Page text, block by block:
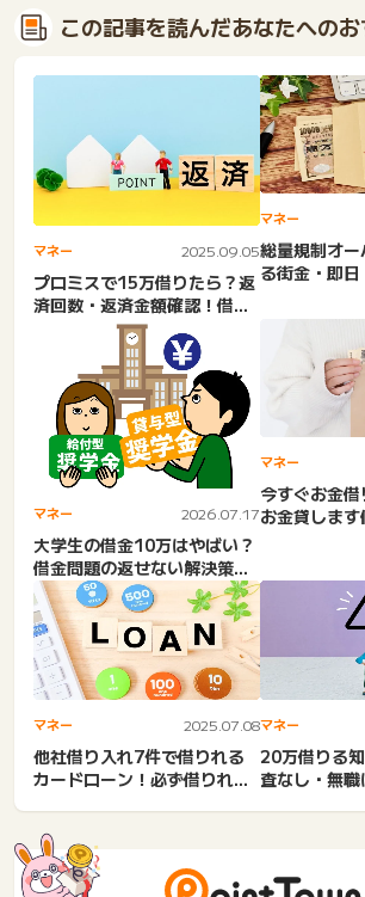
この記事を読んだあなたへの
マネー 2025.09.05
プロミスで15万借りたら？返
済回数・返済金額確認！借金
はやばい？カードローンの...
マネー
総量規制オ
る街金・即
な...
マネー 2026.07.17
大学生の借金10万はやばい？
借金問題の返せない解決策。
学生ローンのカレッヂの評...
マネー
今すぐお金借
お金貸しま
マネー 2025.07.08
他社借り入れ7件で借りれる
カードローン！必ず借りれる
マネー
20万借りる
査なし・無